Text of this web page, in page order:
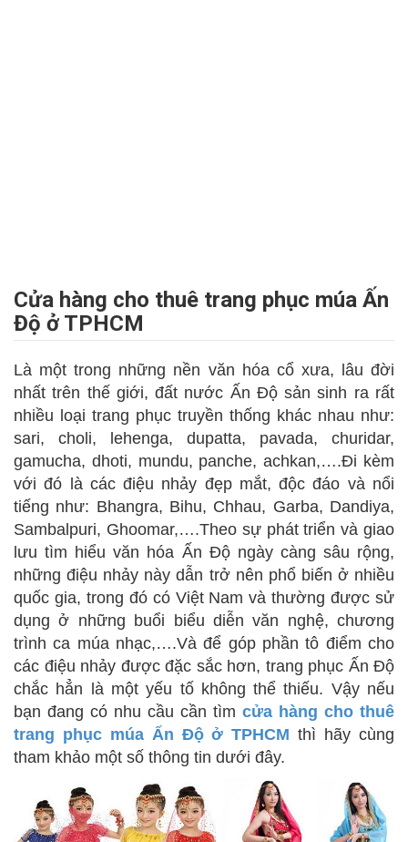
Cửa hàng cho thuê trang phục múa Ấn
Độ ở TPHCM
Là một trong những nền văn hóa cổ xưa, lâu đời
nhất trên thế giới, đất nước Ấn Độ sản sinh ra rất
nhiều loại trang phục truyền thống khác nhau như:
sari, choli, lehenga, dupatta, pavada, churidar,
gamucha, dhoti, mundu, panche, achkan,….Đi kèm
với đó là các điệu nhảy đẹp mắt, độc đáo và nổi
tiếng như: Bhangra, Bihu, Chhau, Garba, Dandiya,
Sambalpuri, Ghoomar,….Theo sự phát triển và giao
lưu tìm hiểu văn hóa Ấn Độ ngày càng sâu rộng,
những điệu nhảy này dẫn trở nên phổ biến ở nhiều
quốc gia, trong đó có Việt Nam và thường được sử
dụng ở những buổi biểu diễn văn nghệ, chương
trình ca múa nhạc,….Và để góp phần tô điểm cho
các điệu nhảy được đặc sắc hơn, trang phục Ấn Độ
chắc hẳn là một yếu tố không thể thiếu. Vậy nếu
bạn đang có nhu cầu cần tìm cửa hàng cho thuê
trang phục múa Ấn Độ ở TPHCM thì hãy cùng
tham khảo một số thông tin dưới đây.